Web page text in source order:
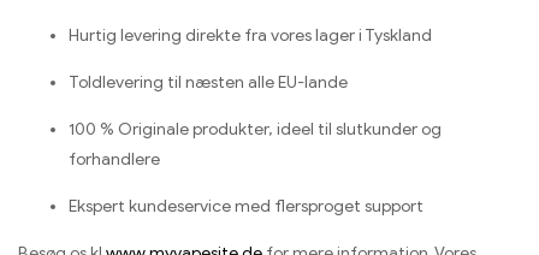
Hurtig levering direkte fra vores lager i Tyskland
Toldlevering til næsten alle EU-lande
100 % Originale produkter, ideel til slutkunder og
forhandlere
Ekspert kundeservice med flersproget support